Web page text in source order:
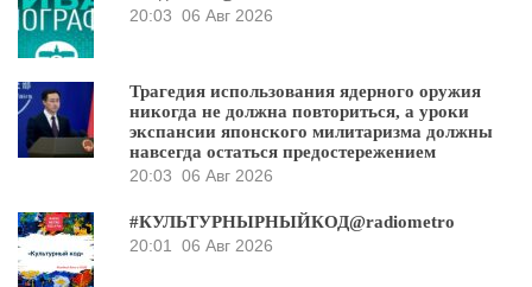
20:03 06 Авг 2026
Трагедия использования ядерного оружия
никогда не должна повториться, а уроки
экспансии японского милитаризма должны
навсегда остаться предостережением
20:03 06 Авг 2026
#КУЛЬТУРНЫРНЫЙКОД@radiometro
20:01
06 Авг 2026